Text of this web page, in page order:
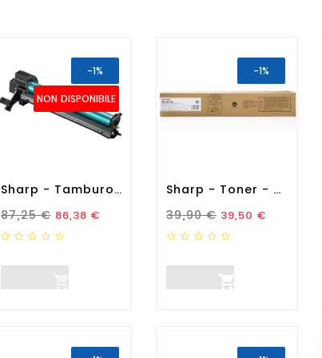
NON DISPONIBILE
-1%
Sharp - Tamburo - Nero -...
Prezzo Standard
87,25 € Prezzo
86,38 €
-1%
Sharp - Toner - Nero -...
Prezzo Standard
39,90 € Prezzo
39,50 €
